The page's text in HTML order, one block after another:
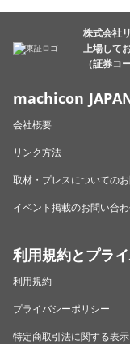
株式会社
上場して
（証券コ
machicon
会社概要
リンク方法
取材・プレスについての
イベント掲載のお問い合
利用規約とプラ
利用規約
プライバシーポリシー
特定商取引法に関する表示